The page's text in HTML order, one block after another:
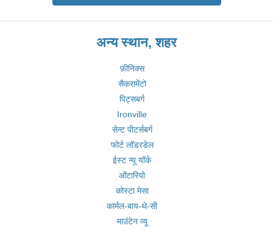
अन्य स्थान, शहर
फ़ीनिक्स
सैकरामेंटो
पिट्सबर्ग
Ironville
सेन्ट पीटर्सबर्ग
फोर्ट लॉडरडेल
ईस्ट न्यू यॉर्क
ओंटारियो
कोस्टा मेसा
कार्मल-बाय-थे-सी
माउंटेन व्यू